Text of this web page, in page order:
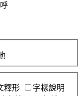
釋形
字樣說明